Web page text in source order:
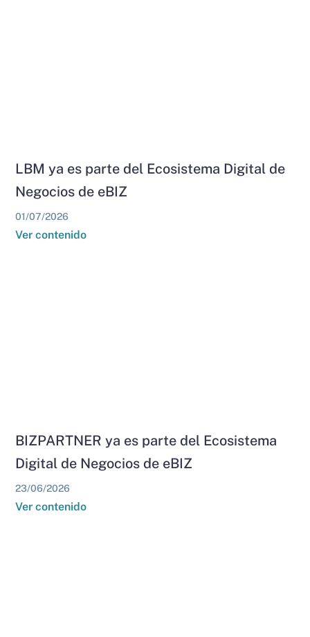
LBM ya es parte del Ecosistema Digital de
Negocios de eBIZ
01/07/2026
Ver contenido
BIZPARTNER ya es parte del Ecosistema
Digital de Negocios de eBIZ
23/06/2026
Ver contenido